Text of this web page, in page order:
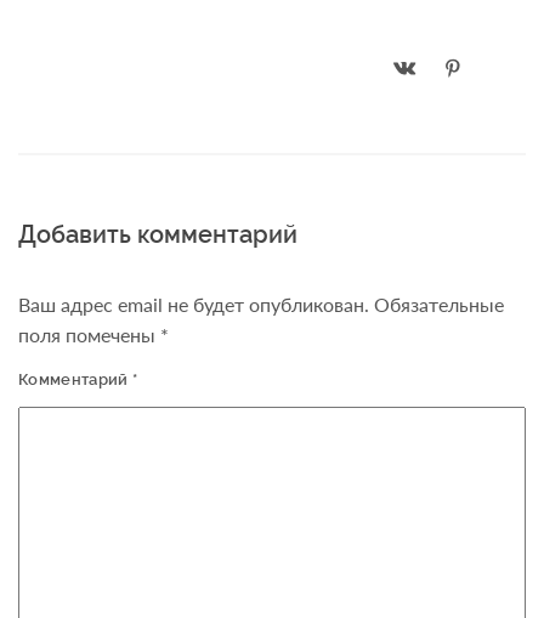
Добавить комментарий
Ваш адрес email не будет опубликован. Обязательные
поля помечены *
Комментарий *